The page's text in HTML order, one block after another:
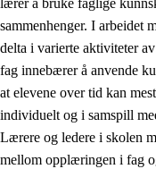
lærer å bruke faglige
sammenhenger. I arbeidet
delta i varierte aktiviteter
fag innebærer å anvende
at elevene over tid kan
individuelt og i samspill
Lærere og ledere i skolen
mellom opplæringen i fag